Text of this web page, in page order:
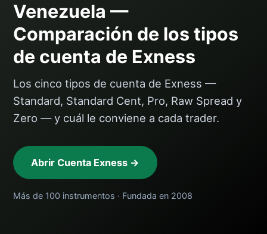
Venezuela —
Comparación de los tipos
de cuenta de Exness
Los cinco tipos de cuenta de Exness —
Standard, Standard Cent, Pro, Raw Spread y
Zero — y cuál le conviene a cada trader.
Abrir Cuenta Exness →
Más de 100 instrumentos · Fundada en 2008